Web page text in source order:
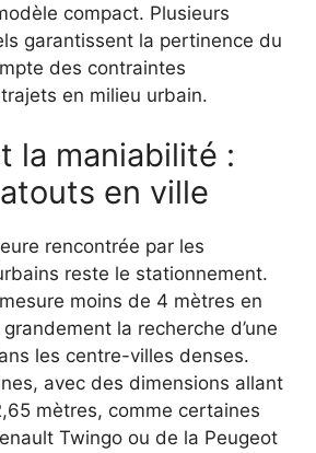
compact. Plusieurs
garantissent la pertinence du
des contraintes
en milieu urbain.
la maniabilité :
en ville
rencontrée par les
reste le stationnement.
moins de 4 mètres en
la recherche d’une
les centre-villes denses.
avec des dimensions allant
mètres, comme certaines
Twingo ou de la Peugeot